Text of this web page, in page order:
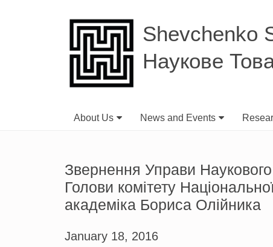
Shevchenko
Наукове
About Us News and Events
Звернення Управи
Голови комітету
академіка Бориса Олійника
January 18, 2016